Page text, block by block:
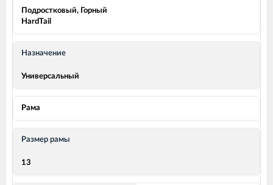
Подростковый, Горный
HardTail
Назначение
Универсальный
Рама
Размер рамы
13